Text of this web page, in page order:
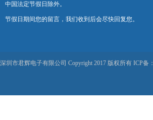
中国法定节假日除外。
节假日期间您的留言，我们收到后会尽快回复您。
深圳市君辉电子有限公司 Copyright 2017 版权所有 ICP备：